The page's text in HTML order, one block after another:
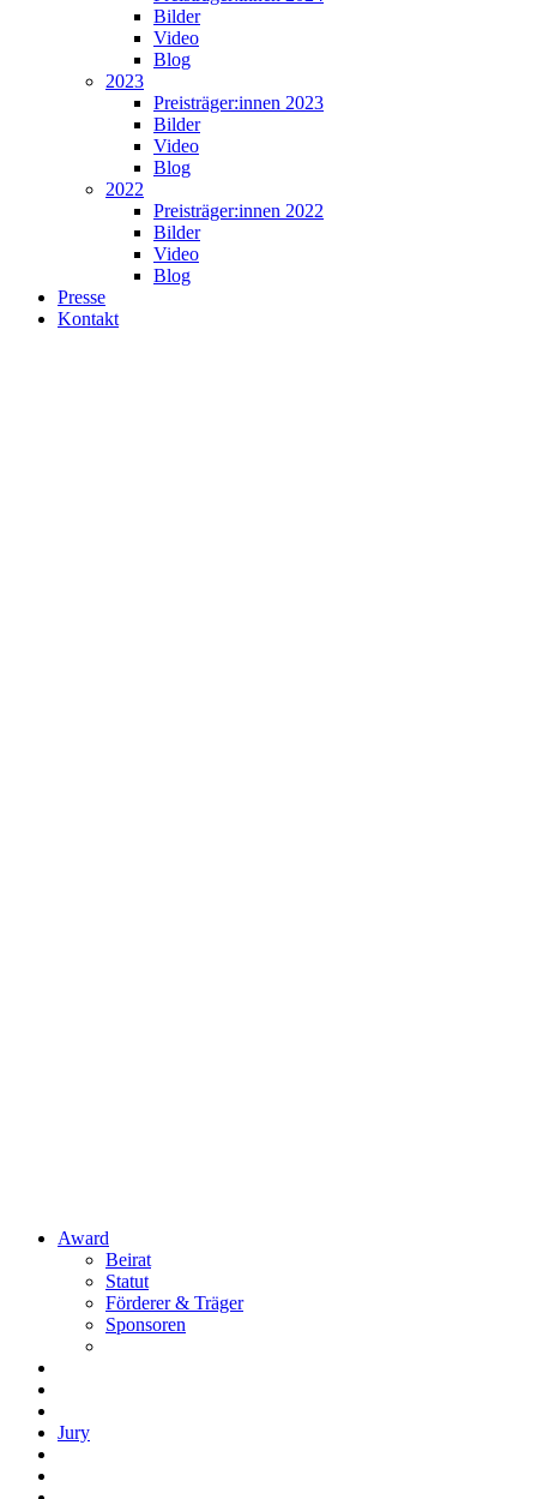
Bilder
Video
Blog
2023
Preisträger:innen 2023
Bilder
Video
Blog
2022
Preisträger:innen 2022
Bilder
Video
Blog
Presse
Kontakt
Award
Beirat
Statut
Förderer & Träger
Sponsoren
Jury